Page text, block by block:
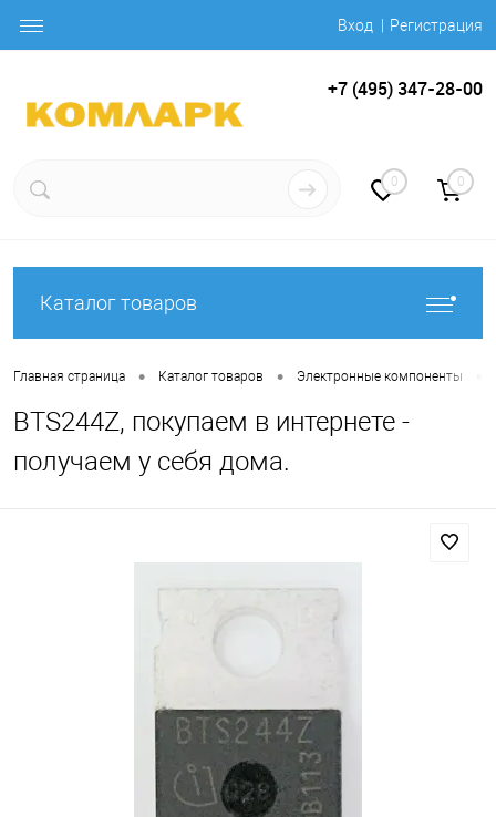
Вход Регистрация
+7 (495) 347-28-00
0 0
Каталог товаров
Главная страница • Каталог товаров • Электронные компоненты
BTS244Z, покупаем в интернете -
получаем у себя дома.